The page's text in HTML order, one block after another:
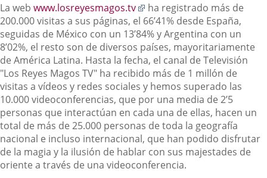
La web www.losreyesmagos.tv
Enlace
a
una
aplicación
externa.
ha registrado más de
200.000 visitas a sus páginas, el 66’41% desde España,
seguidas de México con un 13’84% y Argentina con un
8’02%, el resto son de diversos países, mayoritariamente
de América Latina. Hasta la fecha, el canal de Televisión
"Los Reyes Magos TV" ha recibido más de 1 millón de
visitas a vídeos y redes sociales y hemos superado las
10.000 videoconferencias, que por una media de 2’5
personas que interactúan en cada una de ellas, hacen un
total de más de 25.000 personas de toda la geografía
nacional e incluso internacional, que han podido disfrutar
de la magia y la ilusión de hablar con sus majestades de
oriente a través de una videoconferencia.